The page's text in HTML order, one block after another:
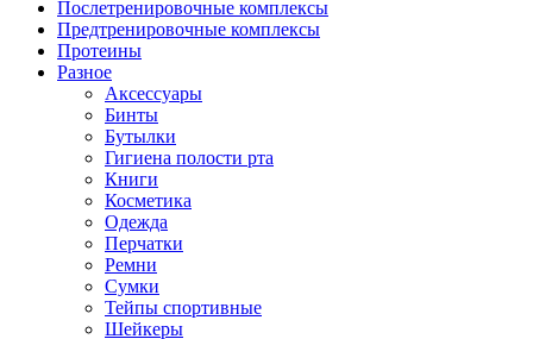
Послетренировочные комплексы
Предтренировочные комплексы
Протеины
Разное
Аксессуары
Бинты
Бутылки
Гигиена полости рта
Книги
Косметика
Одежда
Перчатки
Ремни
Сумки
Тейпы спортивные
Шейкеры